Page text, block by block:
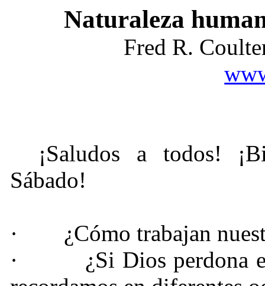
Naturaleza
Fred R.
¡Saludos a todos!
Sábado!
·
¿Cómo trabajan
·
¿Si Dios perdona